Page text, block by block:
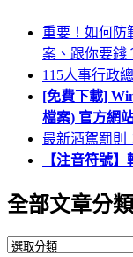
重要！如何防
案、跟你要錢
115人事行政
[免費下載]
檔案) 官方網
最新酒駕罰則
【注音符號
全部文章分類
全